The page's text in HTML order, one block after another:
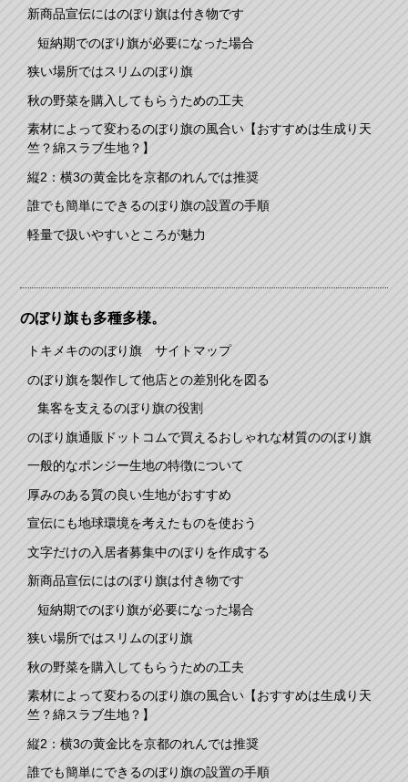
新商品宣伝にはのぼり旗は付き物です
短納期でのぼり旗が必要になった場合
狭い場所ではスリムのぼり旗
秋の野菜を購入してもらうための工夫
素材によって変わるのぼり旗の風合い【おすすめは生成り天
竺？綿スラブ生地？】
縦2：横3の黄金比を京都のれんでは推奨
誰でも簡単にできるのぼり旗の設置の手順
軽量で扱いやすいところが魅力
のぼり旗も多種多様。
トキメキののぼり旗 サイトマップ
のぼり旗を製作して他店との差別化を図る
集客を支えるのぼり旗の役割
のぼり旗通販ドットコムで買えるおしゃれな材質ののぼり旗
一般的なポンジー生地の特徴について
厚みのある質の良い生地がおすすめ
宣伝にも地球環境を考えたものを使おう
文字だけの入居者募集中のぼりを作成する
新商品宣伝にはのぼり旗は付き物です
短納期でのぼり旗が必要になった場合
狭い場所ではスリムのぼり旗
秋の野菜を購入してもらうための工夫
素材によって変わるのぼり旗の風合い【おすすめは生成り天
竺？綿スラブ生地？】
縦2：横3の黄金比を京都のれんでは推奨
誰でも簡単にできるのぼり旗の設置の手順